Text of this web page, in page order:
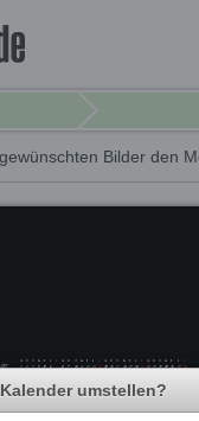
Bilder den
Kalender umstellen?